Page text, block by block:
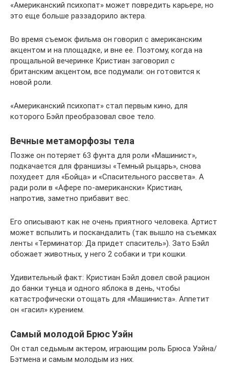
«Американский психопат» может повредить карьере, но
это еще больше раззадорило актера.
Во время съемок фильма он говорил с американским
акцентом и на площадке, и вне ее. Поэтому, когда на
прощальной вечеринке Кристиан заговорил с
британским акцентом, все подумали: он готовится к
новой роли.
«Американский психопат» стал первым кино, для
которого Бэйл преобразовал свое тело.
Вечные метаморфозы тела
Позже он потеряет 63 фунта для роли «Машинист»,
подкачается для франшизы «Темный рыцарь», снова
похудеет для «Бойца» и «Спасительного рассвета». А
ради роли в «Афере по-американски» Кристиан,
напротив, заметно прибавит вес.
Его описывают как не очень приятного человека. Артист
может вспылить и поскандалить (так вышло на съемках
ленты «Терминатор: Да придет спаситель»). Зато Бэйл
обожает животных, у него 2 собаки и три кошки.
Удивительный факт: Кристиан Бэйл довел свой рацион
до банки тунца и одного яблока в день, чтобы
катастрофически отощать для «Машиниста». Аппетит
он «гасил» курением.
Самый молодой Брюс Уэйн
Он стал седьмым актером, играющим роль Брюса Уэйна/
Бэтмена и самым молодым из них.